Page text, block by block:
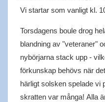
Vi startar som vanligt kl.
Torsdagens boule drog
blandning av "veteraner"
nybörjarna stack upp -
förkunskap behövs när
härligt solsken spelade vi
skratten var många! Alla